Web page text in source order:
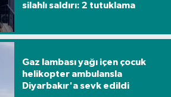
silahlı saldırı: 2 tutuklama
Gaz lambası yağı içen çocuk
helikopter ambulansla
Diyarbakır'a sevk edildi